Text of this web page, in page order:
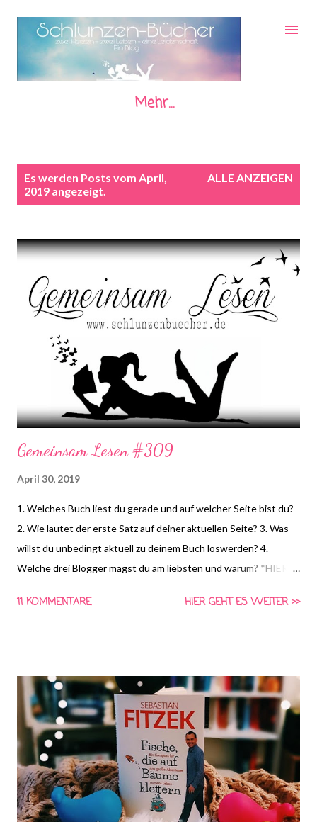
Direkt zum Hauptbereich
Mehr…
Es werden Posts vom April,
2019 angezeigt.
ALLE ANZEIGEN
Gemeinsam Lesen #309
April 30, 2019
1. Welches Buch liest du gerade und auf welcher Seite bist du?
2. Wie lautet der erste Satz auf deiner aktuellen Seite? 3. Was
willst du unbedingt aktuell zu deinem Buch loswerden? 4.
Welche drei Blogger magst du am liebsten und warum? *HIER*
und Vorschläge für die vierte Frage machen! Gemeinsam Lesen
Die Fragen dürfen auch nach Dienstag noch beantwortet
werden. Bitte benutzt bei einer Teilnahme das Gemeinsam-
Lesen Logo! die farbliche Anpassung auf euren Blog ist erlaubt,
das Logo darf aber in seinen Bestandteilen nicht verändert
werden.
11 KOMMENTARE HIER GEHT ES WEITER >>